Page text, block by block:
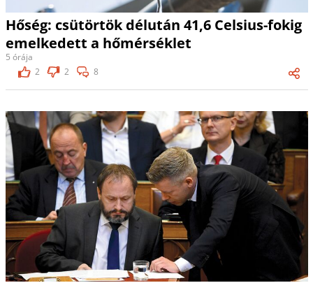
Hőség: csütörtök délután 41,6 Celsius-fokig
emelkedett a hőmérséklet
5 órája
2
2 8